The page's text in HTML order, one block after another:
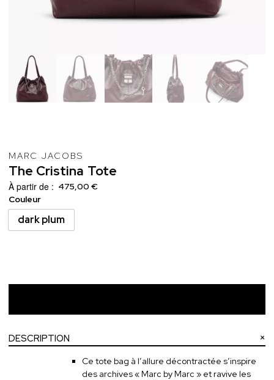
MARC JACOBS
The Cristina Tote
À partir de : 475,00 €
Couleur
dark plum
DESCRIPTION
Ce tote bag à l’allure décontractée s’inspire
des archives « Marc by Marc » et ravive les